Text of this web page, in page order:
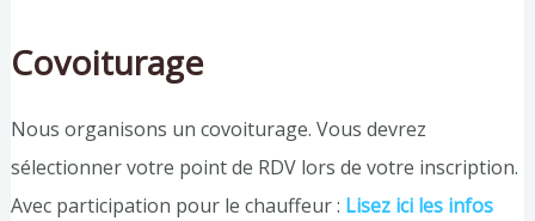
Covoiturage
Nous organisons un covoiturage. Vous devrez
sélectionner votre point de RDV lors de votre inscription.
Avec participation pour le chauffeur : Lisez ici les infos